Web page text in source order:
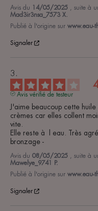
Avis du 14/05/2025 , suite à
Mad3ir3nsa_7573 X.
Publié à l'origine sur www.eau-
Signaler
Avis vérifié de testeur
J'aime beaucoup cette
crèmes car elles collent
vite.
Elle reste à  l eau. Très
bronzage -
Avis du 08/05/2025 , suite à
Mawelye_9741 P.
Publié à l'origine sur www.eau-
Signaler